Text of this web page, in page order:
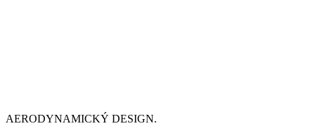
AERODYNAMICKÝ DESIGN.